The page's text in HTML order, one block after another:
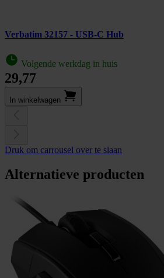
Verbatim 32157 - USB-C Hub
Volgende werkdag in huis
29,77
In winkel­wagen
Druk om carrousel over te slaan
Alternatieve producten